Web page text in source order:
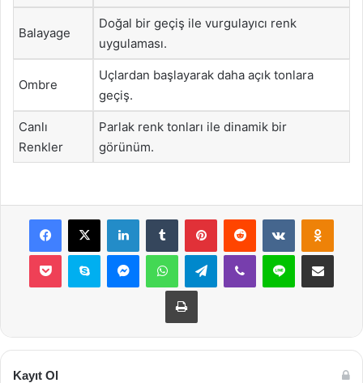
Balayage
Doğal bir geçiş ile vurgulayıcı renk
uygulaması.
Ombre
Uçlardan başlayarak daha açık tonlara
geçiş.
Canlı
Renkler
Parlak renk tonları ile dinamik bir
görünüm.
Facebook
X LinkedInTumblr PinterestReddit VKontakte
Pocket Skype MessengerWhatsAppTelegramViber Line E-Posta ile
Yazdır
Kayıt Ol